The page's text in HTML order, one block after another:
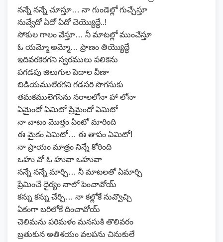
నన్నే నన్నే చూస్తూ… నా గుండెల్లో గుచ్చేస్తూ
నువ్వేదో ఏదో ఏదో చెయ్యొద్ధే..!
సోకుల గాలం వేస్తూ… నీ మాటల్లో ముంచేస్తూ
ఓ యమ్మో అమ్మో… ప్రాణం తియ్యొద్ధే
ఇదివరకెరగని స్వరములు పలికెను
పగడపు జిలుగుల పెదాల వీణా
బిడియములేరగని గడసరి సొగసుకు
తమకములెగసెను నరాలలోనా హా లోనా
ఏమైందో ఏమిటో ప్రేమైందో ఏమిటో
నా వాటం మొత్తం ఏంటో మారింది
ఈ మైకం ఏమిటో… ఈ తాపం ఏమిటో!
నా ప్రాయం మాత్రం నిన్నే కోరింది
ఒహు వో ఓ హువా ఒహువా
నన్నే నన్నే మార్చి… నీ మాటలతో ఏమార్చి
ప్రేమించే ధైర్యం నాలో పెంచావోయ్
కన్ను కన్ను చేర్చి… నా కల్లోకే నువ్వొచ్చి
ఏకంగా బరిలోకే దించావోయ్
చెలిమను పరిమళం మనసుకి తొలివరం
బ్రతుకున అతిశయం వలపను చినుకులే